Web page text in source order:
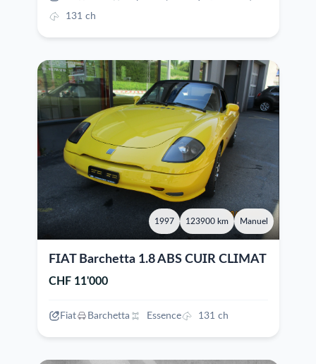
131 ch
1997 123900 km Manuel
FIAT Barchetta 1.8 ABS CUIR CLIMAT
CHF 11'000
Fiat Barchetta Essence 131 ch